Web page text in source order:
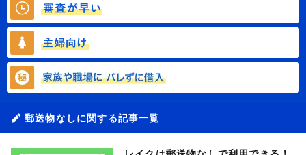
郵送物なしに関する記事一覧